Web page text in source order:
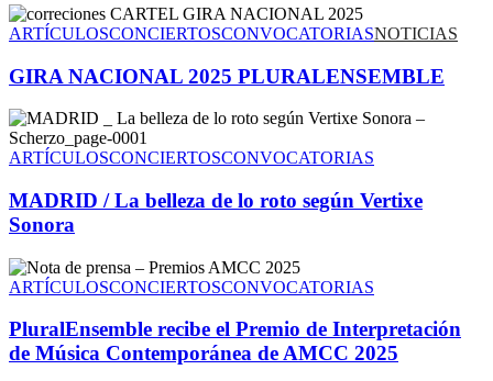
ARTÍCULOSCONCIERTOSCONVOCATORIASNOTICIAS
GIRA NACIONAL 2025 PLURALENSEMBLE
ARTÍCULOSCONCIERTOSCONVOCATORIAS
MADRID / La belleza de lo roto según Vertixe
Sonora
ARTÍCULOSCONCIERTOSCONVOCATORIAS
PluralEnsemble recibe el Premio de Interpretación
de Música Contemporánea de AMCC 2025